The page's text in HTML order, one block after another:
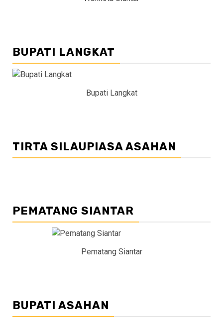
BUPATI LANGKAT
Bupati Langkat
TIRTA SILAUPIASA ASAHAN
PEMATANG SIANTAR
Pematang Siantar
BUPATI ASAHAN